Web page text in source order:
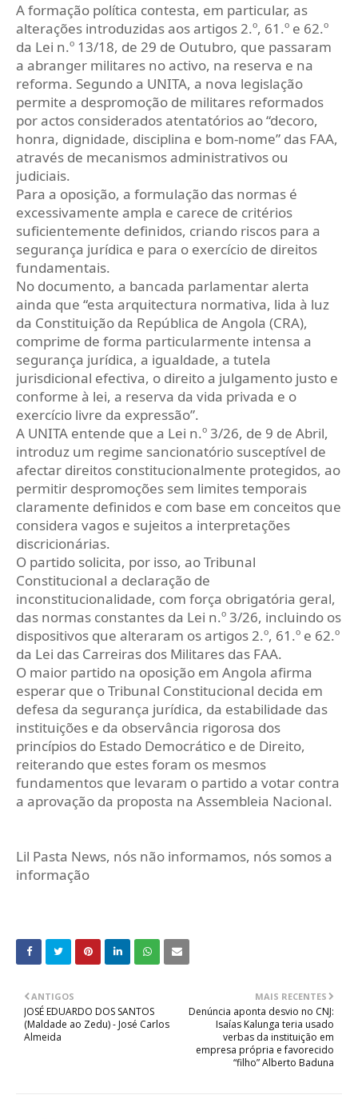
A formação política contesta, em particular, as
alterações introduzidas aos artigos 2.º, 61.º e 62.º
da Lei n.º 13/18, de 29 de Outubro, que passaram
a abranger militares no activo, na reserva e na
reforma. Segundo a UNITA, a nova legislação
permite a despromoção de militares reformados
por actos considerados atentatórios ao “decoro,
honra, dignidade, disciplina e bom-nome” das FAA,
através de mecanismos administrativos ou
judiciais.
Para a oposição, a formulação das normas é
excessivamente ampla e carece de critérios
suficientemente definidos, criando riscos para a
segurança jurídica e para o exercício de direitos
fundamentais.
No documento, a bancada parlamentar alerta
ainda que “esta arquitectura normativa, lida à luz
da Constituição da República de Angola (CRA),
comprime de forma particularmente intensa a
segurança jurídica, a igualdade, a tutela
jurisdicional efectiva, o direito a julgamento justo e
conforme à lei, a reserva da vida privada e o
exercício livre da expressão”.
A UNITA entende que a Lei n.º 3/26, de 9 de Abril,
introduz um regime sancionatório susceptível de
afectar direitos constitucionalmente protegidos, ao
permitir despromoções sem limites temporais
claramente definidos e com base em conceitos que
considera vagos e sujeitos a interpretações
discricionárias.
O partido solicita, por isso, ao Tribunal
Constitucional a declaração de
inconstitucionalidade, com força obrigatória geral,
das normas constantes da Lei n.º 3/26, incluindo os
dispositivos que alteraram os artigos 2.º, 61.º e 62.º
da Lei das Carreiras dos Militares das FAA.
O maior partido na oposição em Angola afirma
esperar que o Tribunal Constitucional decida em
defesa da segurança jurídica, da estabilidade das
instituições e da observância rigorosa dos
princípios do Estado Democrático e de Direito,
reiterando que estes foram os mesmos
fundamentos que levaram o partido a votar contra
a aprovação da proposta na Assembleia Nacional.
Lil Pasta News, nós não informamos, nós somos a
informação
MAIS RECENTES
Denúncia aponta desvio no CNJ:
Isaías Kalunga teria usado
verbas da instituição em
empresa própria e favorecido
“filho” Alberto Baduna
ANTIGOS
JOSÉ EDUARDO DOS SANTOS
(Maldade ao Zedu) - José Carlos
Almeida